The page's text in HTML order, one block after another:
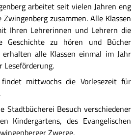
arbeitet seit vielen Jahren eng
zusammen. Alle Klassen
Ihren Lehrerinnen und Lehrern die
Geschichte zu hören und Bücher
erhalten alle Klassen einmal im Jahr
Leseförderung.
mittwochs die Vorlesezeit für
Stadtbücherei Besuch verschiedener
Kindergartens, des Evangelischen